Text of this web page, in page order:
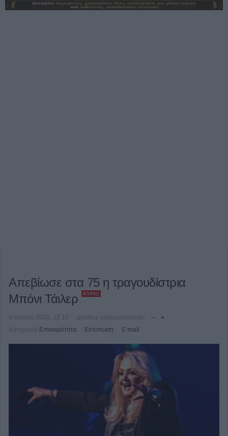
Απεβίωσε στα 75 η τραγουδίστρια
Μπόνι Τάιλερ
ΚΎΡΙΟ
9 Ιουλίου 2026, 12:15
μέγεθος γραμματοσειράς
Κατηγορία Επικαιρότητα Εκτύπωση E-mail